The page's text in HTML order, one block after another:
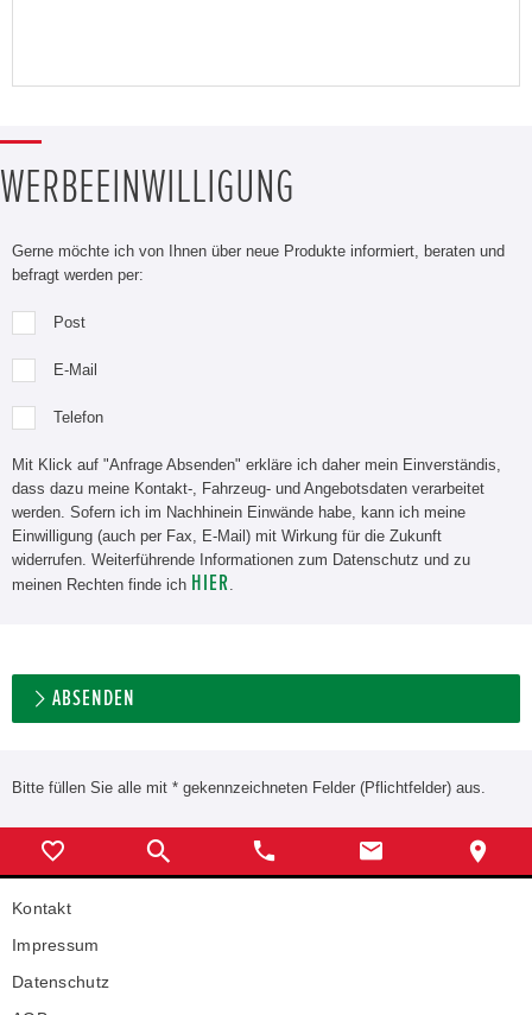
WERBEEINWILLIGUNG
Gerne möchte ich von Ihnen über neue Produkte informiert, beraten und
befragt werden per:
Post
E-Mail
Telefon
Mit Klick auf "Anfrage Absenden" erkläre ich daher mein Einverständis,
dass dazu meine Kontakt-, Fahrzeug- und Angebotsdaten verarbeitet
werden. Sofern ich im Nachhinein Einwände habe, kann ich meine
Einwilligung (auch per Fax, E-Mail) mit Wirkung für die Zukunft
widerrufen. Weiterführende Informationen zum Datenschutz und zu
meinen Rechten finde ich HIER.
ABSENDEN
Bitte füllen Sie alle mit * gekennzeichneten Felder (Pflichtfelder) aus.
Kontakt
Impressum
Datenschutz